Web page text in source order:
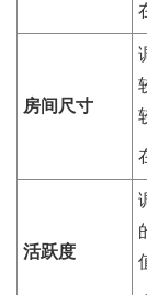
房间尺寸
活跃度